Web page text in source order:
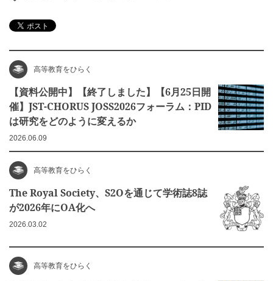
高等教育をひらく
【資料公開中】【終了しました】【6月25日開
催】JST-CHORUS JOSS2026フォーラム：PID
は研究をどのように変えるか
2026.06.09
高等教育をひらく
The Royal Society、S2Oを通じて学術誌8誌
が2026年にOA化へ
2026.03.02
高等教育をひらく